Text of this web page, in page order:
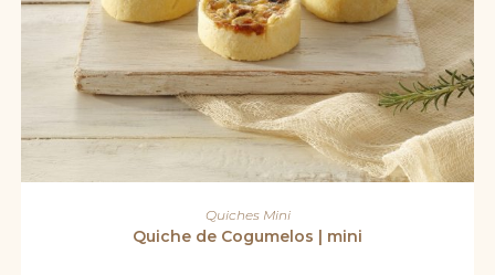
Quiches Mini
Quiche de Cogumelos | mini